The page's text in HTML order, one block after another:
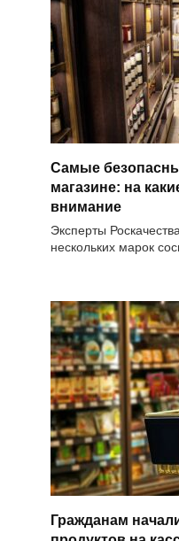
Самые
магазине: на
внимание
Эксперты
нескольких марок
Гражданам